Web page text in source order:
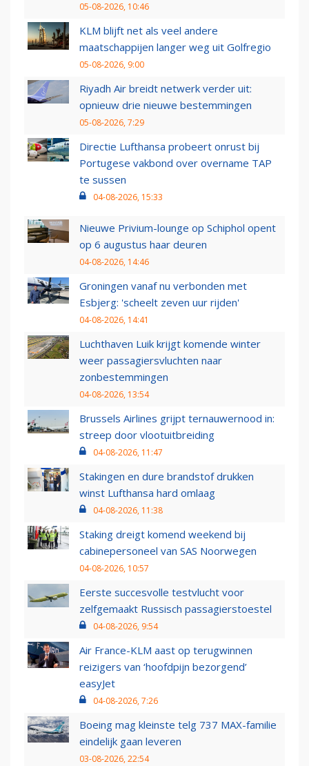
05-08-2026, 10:46
KLM blijft net als veel andere
maatschappijen langer weg uit Golfregio
05-08-2026, 9:00
Riyadh Air breidt netwerk verder uit:
opnieuw drie nieuwe bestemmingen
05-08-2026, 7:29
Directie Lufthansa probeert onrust bij
Portugese vakbond over overname TAP
te sussen
04-08-2026, 15:33
Nieuwe Privium-lounge op Schiphol opent
op 6 augustus haar deuren
04-08-2026, 14:46
Groningen vanaf nu verbonden met
Esbjerg: 'scheelt zeven uur rijden'
04-08-2026, 14:41
Luchthaven Luik krijgt komende winter
weer passagiersvluchten naar
zonbestemmingen
04-08-2026, 13:54
Brussels Airlines grijpt ternauwernood in:
streep door vlootuitbreiding
04-08-2026, 11:47
Stakingen en dure brandstof drukken
winst Lufthansa hard omlaag
04-08-2026, 11:38
Staking dreigt komend weekend bij
cabinepersoneel van SAS Noorwegen
04-08-2026, 10:57
Eerste succesvolle testvlucht voor
zelfgemaakt Russisch passagierstoestel
04-08-2026, 9:54
Air France-KLM aast op terugwinnen
reizigers van ‘hoofdpijn bezorgend’
easyJet
04-08-2026, 7:26
Boeing mag kleinste telg 737 MAX-familie
eindelijk gaan leveren
03-08-2026, 22:54